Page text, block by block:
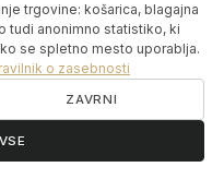
d.o.o.
ॐ
trgovine: košarica, blagajna
tudi anonimno statistiko, ki
se spletno mesto uporablja.
o zasebnosti
ZAVRNI